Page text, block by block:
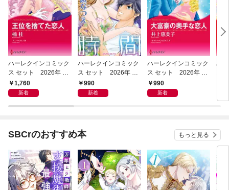
ハーレクインコミック
ス セット 2026年 vo
l.1085
1,760
新着
ハーレクインコミック
ス セット 2026年 vo
l.952
990
新着
ハーレクインコミック
ス セット 2026年 vo
l.949
990
新着
ハ
SBCrのおすすめ本 もっと見る